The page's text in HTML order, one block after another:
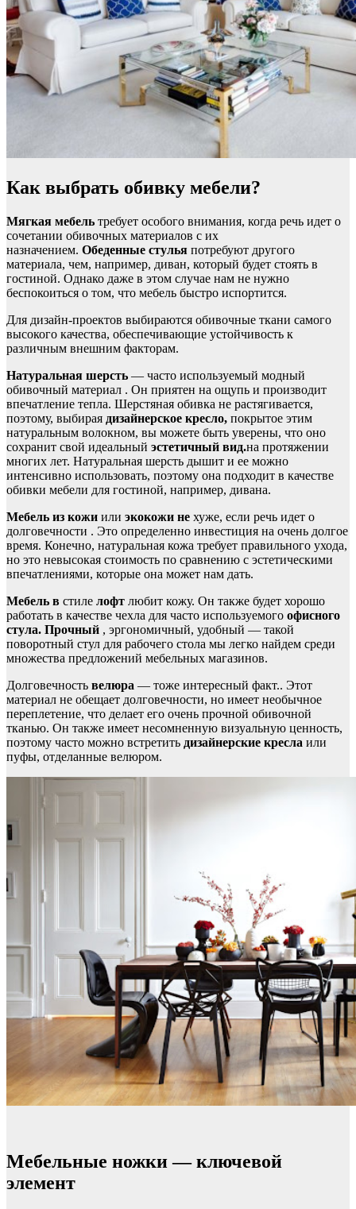
Как выбрать обивку мебели?
Мягкая мебель требует особого внимания, когда речь идет о
сочетании обивочных материалов с их
назначением. Обеденные стулья потребуют другого
материала, чем, например, диван, который будет стоять в
гостиной. Однако даже в этом случае нам не нужно
беспокоиться о том, что мебель быстро испортится.
Для дизайн-проектов выбираются обивочные ткани самого
высокого качества, обеспечивающие устойчивость к
различным внешним факторам.
Натуральная шерсть — часто используемый модный
обивочный материал . Он приятен на ощупь и производит
впечатление тепла. Шерстяная обивка не растягивается,
поэтому, выбирая дизайнерское кресло, покрытое этим
натуральным волокном, вы можете быть уверены, что оно
сохранит свой идеальный эстетичный вид.на протяжении
многих лет. Натуральная шерсть дышит и ее можно
интенсивно использовать, поэтому она подходит в качестве
обивки мебели для гостиной, например, дивана.
Мебель из кожи или экокожи не хуже, если речь идет о
долговечности . Это определенно инвестиция на очень долгое
время. Конечно, натуральная кожа требует правильного ухода,
но это невысокая стоимость по сравнению с эстетическими
впечатлениями, которые она может нам дать.
Мебель в стиле лофт любит кожу. Он также будет хорошо
работать в качестве чехла для часто используемого офисного
стула. Прочный , эргономичный, удобный — такой
поворотный стул для рабочего стола мы легко найдем среди
множества предложений мебельных магазинов.
Долговечность велюра — тоже интересный факт.. Этот
материал не обещает долговечности, но имеет необычное
переплетение, что делает его очень прочной обивочной
тканью. Он также имеет несомненную визуальную ценность,
поэтому часто можно встретить дизайнерские кресла или
пуфы, отделанные велюром.
Мебельные ножки — ключевой
элемент